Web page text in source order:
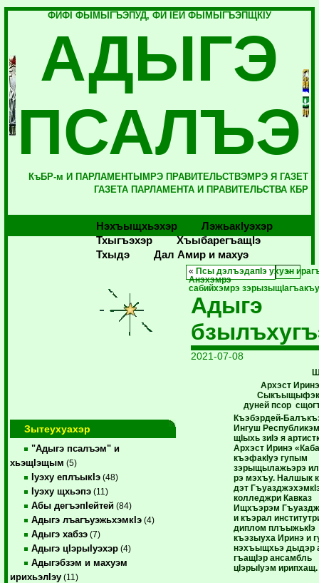
ФИФI ФЫМЫГЪЭПУД, ФИ IЕЙ ФЫМЫГЪЭПЩКIУ
АДЫГЭ
ПСАЛЪЭ
КъБР-м И ПАРЛАМЕНТЫМРЭ ПРАВИТЕЛЬСТВЭМРЭ Я ГАЗЕТ
ГАЗЕТА ПАРЛАМЕНТА И ПРАВИТЕЛЬСТВА КБР
Нэхъыщхьэхэр
Лэжьакlуэхэр
Тхыгъэхэр
Хъыбарегъащlэ
Тхыдэ
Дал Амир и махуэ
Зытеухуахэр
"Адыгэ псалъэм" и
хьэщIэщым (5)
Iуэху еплъыкIэ (48)
Iуэху щхьэпэ (11)
Абы дегъэпIейтей (84)
Адыгэ лъагъуэжьхэмкIэ (4)
Адыгэ хабзэ (7)
Адыгэ цIэрыIуэхэр (4)
Адыгэбзэм и махуэм
ирихьэлIэу (11)
« Псы дэлъэдапIэ ухуэн
Анэхэмрэ
сабийхэмрэ
Адыгэ
2021-07-08
Архэст
дуней псор
Къэбэрдей-
Ингуш
щIыхь зиIэ я
Архэст Иринэ
къэфакIуэ гупым
зэрыщылажьэрэ
рэ мэхъу. Налшык
дэт
колледжри Кавказ
Ищхъэрэм
и къэрал
диплом плъыжькIэ
къэзыуха Иринэ и
нэхъыщхьэ дыдэр
гъащIэр ансамбль
цIэрыIуэм ирипхащ.